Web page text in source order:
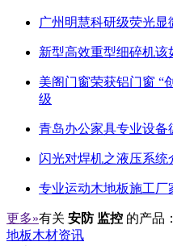
广州明慧科研级荧光显
新型高效重型细碎机
美阁门窗荣获铝门窗 “
级
青岛办公家具专业设备
闪光对焊机之液压系
专业运动木地板施工厂
更多»有关 安防 监控 的产品：
地板木材资讯